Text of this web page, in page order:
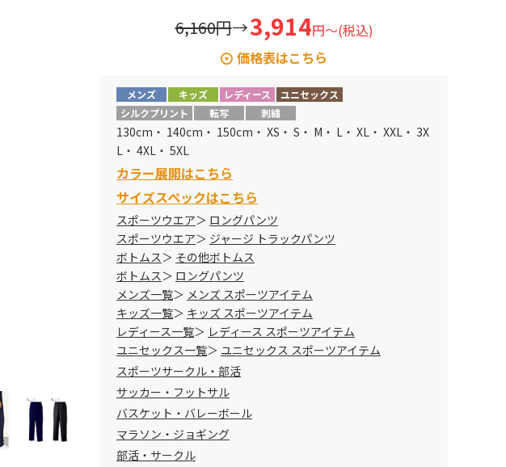
6,160円→3,914円～(税込)
価格表はこちら
サイズ メーカー定価
販売価格
130-3XL
5,940円→
3914円
4XL-5XL
6,160円→
メンズ キッズ レディース
ユニセックス
シルクプリント
転写 刺繍
130cm・ 140cm・ 150cm・ XS・ S・ M・ L・ XL・ XXL・ 3X
L・ 4XL・ 5XL
カラー展開はこちら
サイズスペックはこちら
スポーツウエア
ロングパンツ
スポーツウエア
ジャージ トラックパンツ
ボトムス
その他ボトムス
ボトムス
ロングパンツ
メンズ一覧
メンズ スポーツアイテム
キッズ一覧
キッズ スポーツアイテム
レディース一覧
レディース スポーツアイテム
ユニセックス一覧
ユニセックス スポーツアイテム
スポーツサークル・部活
サッカー・フットサル
バスケット・バレーボール
マラソン・ジョギング
部活・サークル